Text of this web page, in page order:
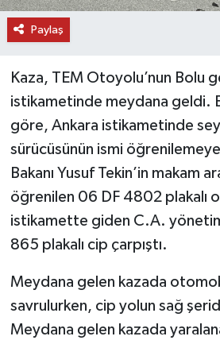
Paylaş
Kaza, TEM Otoyolu’nun Bolu
istikametinde meydana geldi.
göre, Ankara istikametinde
sürücüsünün ismi
Bakanı Yusuf Tekin’in makam
öğrenilen 06 DF 4802 plakalı
istikamette giden C.A.
865 plakalı cip çarpıştı.
Meydana gelen kazada
savrulurken, cip yolun sağ
Meydana gelen kazada
VİDEO HABERLER
YAZARLAR
MAGAZİN